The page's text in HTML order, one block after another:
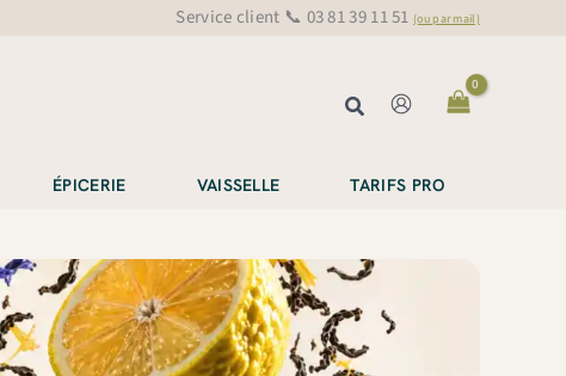
Service client 📞 03 81 39 11 51 (ou par mail)
Rechercher
ÉPICERIE VAISSELLE TARIFS PRO